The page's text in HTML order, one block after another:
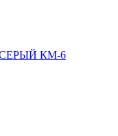
СЕРЫЙ КМ-6